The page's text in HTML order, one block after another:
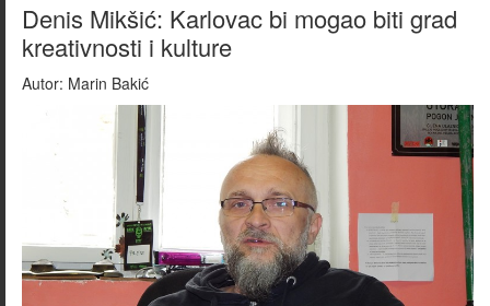
Denis Mikšić: Karlovac bi mogao biti grad
kreativnosti i kulture
Autor: Marin Bakić